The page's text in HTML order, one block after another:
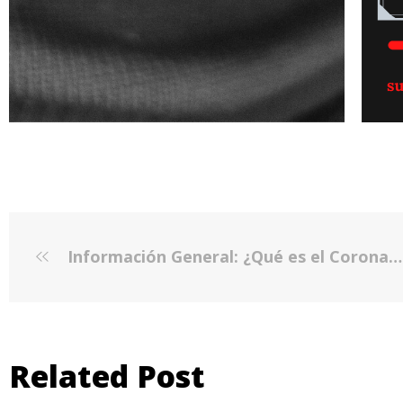
Información General: ¿Qué es el Coronavirus o COVID-19?
Related Post